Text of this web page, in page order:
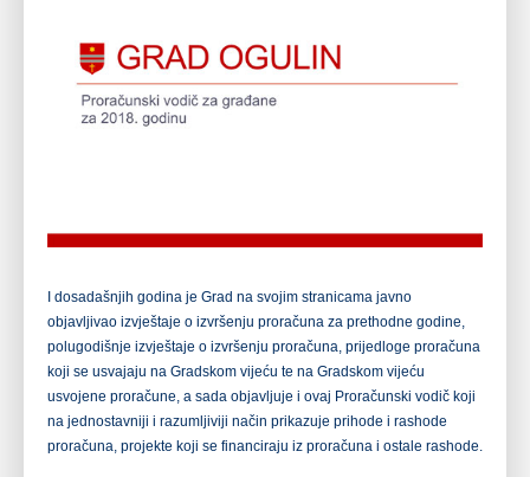
I dosadašnjih godina je Grad na svojim stranicama javno
objavljivao izvještaje o izvršenju proračuna za prethodne godine,
polugodišnje izvještaje o izvršenju proračuna, prijedloge proračuna
koji se usvajaju na Gradskom vijeću te na Gradskom vijeću
usvojene proračune, a sada objavljuje i ovaj Proračunski vodič koji
na jednostavniji i razumljiviji način prikazuje prihode i rashode
proračuna, projekte koji se financiraju iz proračuna i ostale rashode.